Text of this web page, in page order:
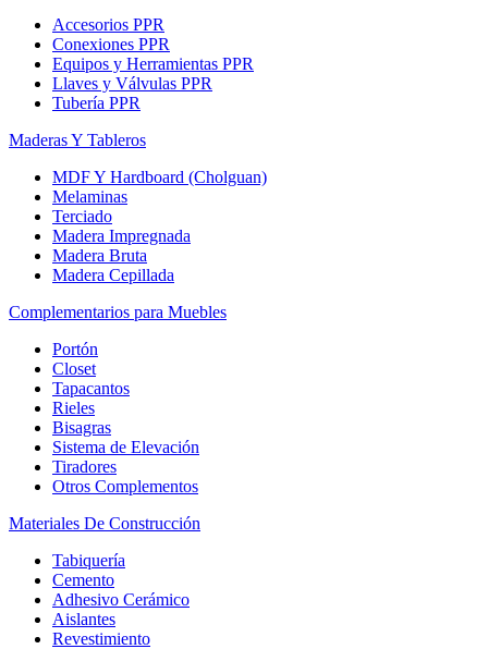
Accesorios PPR
Conexiones PPR
Equipos y Herramientas PPR
Llaves y Válvulas PPR
Tubería PPR
Maderas Y Tableros
MDF Y Hardboard (Cholguan)
Melaminas
Terciado
Madera Impregnada
Madera Bruta
Madera Cepillada
Complementarios para Muebles
Portón
Closet
Tapacantos
Rieles
Bisagras
Sistema de Elevación
Tiradores
Otros Complementos
Materiales De Construcción
Tabiquería
Cemento
Adhesivo Cerámico
Aislantes
Revestimiento